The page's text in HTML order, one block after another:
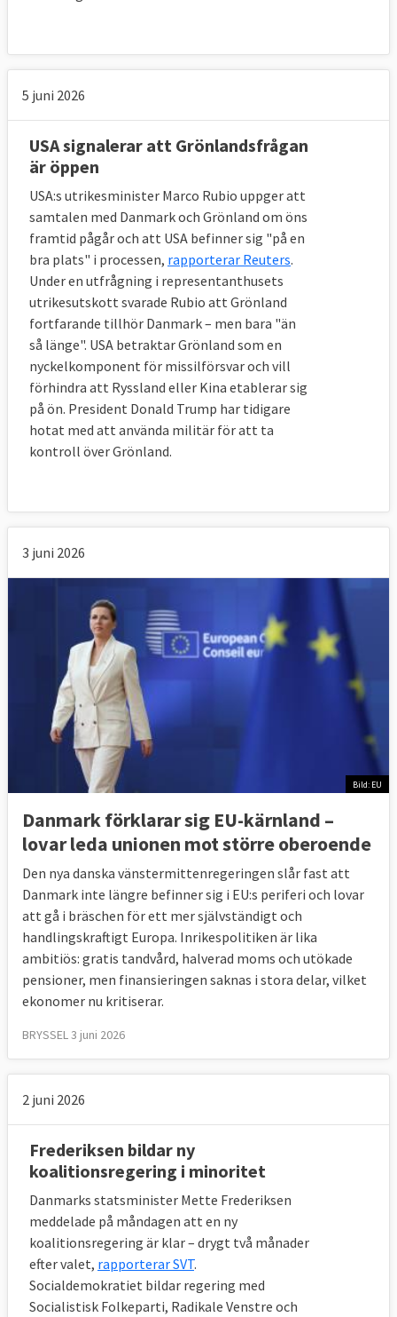
5 juni 2026
USA signalerar att Grönlandsfrågan
är öppen
USA:s utrikesminister Marco Rubio uppger att
samtalen med Danmark och Grönland om öns
framtid pågår och att USA befinner sig "på en
bra plats" i processen, rapporterar Reuters.
Under en utfrågning i representanthusets
utrikesutskott svarade Rubio att Grönland
fortfarande tillhör Danmark – men bara "än
så länge". USA betraktar Grönland som en
nyckelkomponent för missilförsvar och vill
förhindra att Ryssland eller Kina etablerar sig
på ön. President Donald Trump har tidigare
hotat med att använda militär för att ta
kontroll över Grönland.
3 juni 2026
Bild: EU
Danmark förklarar sig EU-kärnland –
lovar leda unionen mot större oberoende
Den nya danska vänstermittenregeringen slår fast att
Danmark inte längre befinner sig i EU:s periferi och lovar
att gå i bräschen för ett mer självständigt och
handlingskraftigt Europa. Inrikespolitiken är lika
ambitiös: gratis tandvård, halverad moms och utökade
pensioner, men finansieringen saknas i stora delar, vilket
ekonomer nu kritiserar.
BRYSSEL 3 juni 2026
2 juni 2026
Frederiksen bildar ny
koalitionsregering i minoritet
Danmarks statsminister Mette Frederiksen
meddelade på måndagen att en ny
koalitionsregering är klar – drygt två månader
efter valet, rapporterar SVT.
Socialdemokratiet bildar regering med
Socialistisk Folkeparti, Radikale Venstre och